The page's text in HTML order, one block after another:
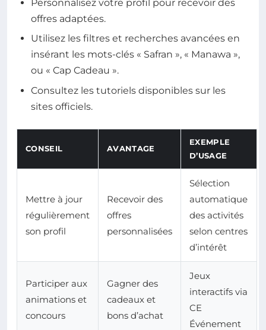
Personnalisez votre profil pour recevoir des
offres adaptées.
Utilisez les filtres et recherches avancées en
insérant les mots-clés « Safran », « Manawa »,
ou « Cap Cadeau ».
Consultez les tutoriels disponibles sur les
sites officiels.
CONSEIL AVANTAGE
EXEMPLE
D’USAGE
Mettre à jour
régulièrement
son profil
Recevoir des
offres
personnalisées
Sélection
automatique
des activités
selon centres
d’intérêt
Participer aux
animations et
concours
Gagner des
cadeaux et
bons d’achat
Jeux
interactifs via
CE
Événement